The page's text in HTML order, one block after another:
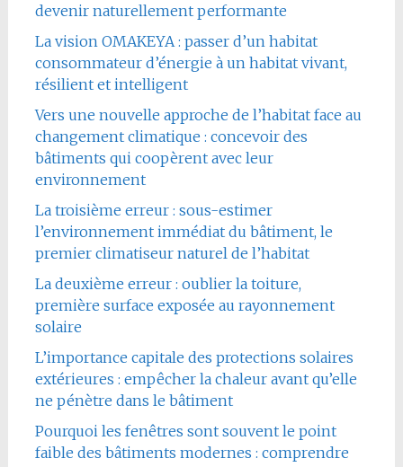
devenir naturellement performante
La vision OMAKEYA : passer d’un habitat
consommateur d’énergie à un habitat vivant,
résilient et intelligent
Vers une nouvelle approche de l’habitat face au
changement climatique : concevoir des
bâtiments qui coopèrent avec leur
environnement
La troisième erreur : sous-estimer
l’environnement immédiat du bâtiment, le
premier climatiseur naturel de l’habitat
La deuxième erreur : oublier la toiture,
première surface exposée au rayonnement
solaire
L’importance capitale des protections solaires
extérieures : empêcher la chaleur avant qu’elle
ne pénètre dans le bâtiment
Pourquoi les fenêtres sont souvent le point
faible des bâtiments modernes : comprendre